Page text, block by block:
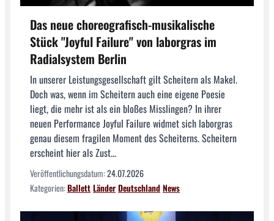
Das neue choreografisch-musikalische
Stück "Joyful Failure" von laborgras im
Radialsystem Berlin
In unserer Leistungsgesellschaft gilt Scheitern als Makel.
Doch was, wenn im Scheitern auch eine eigene Poesie
liegt, die mehr ist als ein bloßes Misslingen? In ihrer
neuen Performance Joyful Failure widmet sich laborgras
genau diesem fragilen Moment des Scheiterns. Scheitern
erscheint hier als Zust...
Veröffentlichungsdatum:24.07.2026
Kategorien:BallettLänderDeutschlandNews